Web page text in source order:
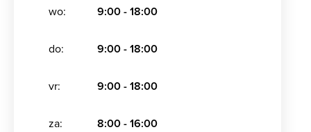
wo: 9:00 - 18:00
do: 9:00 - 18:00
vr: 9:00 - 18:00
za: 8:00 - 16:00